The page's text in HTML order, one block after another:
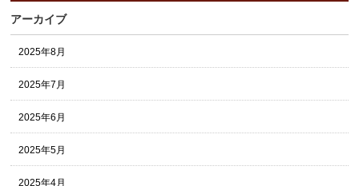
アーカイブ
2025年8月
2025年7月
2025年6月
2025年5月
2025年4月